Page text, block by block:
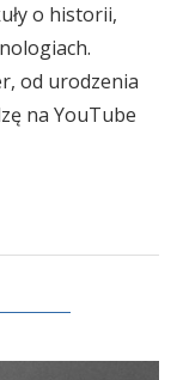
o historii,
od urodzenia
na YouTube